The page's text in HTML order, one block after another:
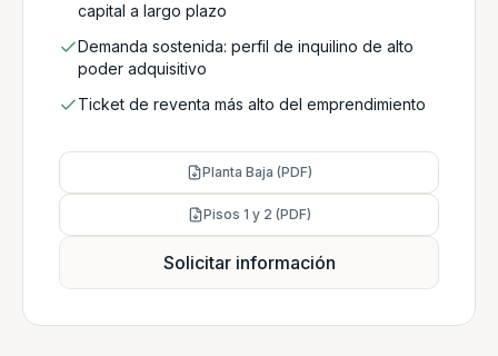
capital a largo plazo
Demanda sostenida: perfil de inquilino de alto
poder adquisitivo
Ticket de reventa más alto del emprendimiento
Planta Baja (PDF)
Pisos 1 y 2 (PDF)
Solicitar información